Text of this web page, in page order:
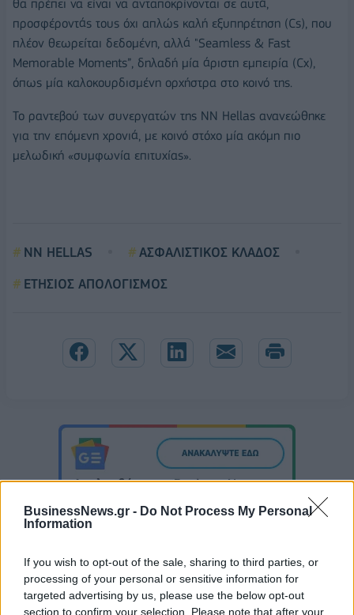
BusinessNews.gr - Do Not Process My Personal
Information
If you wish to opt-out of the sale, sharing to third parties, or
processing of your personal or sensitive information for
targeted advertising by us, please use the below opt-out
section to confirm your selection. Please note that after your
θα πρέπει να είναι να ανταποκρίνονται σε αυτά,
προσφέροντάς τους όχι απλώς καλή εξυπηρέτηση (Cs), που
πλέον θεωρείται δεδομένη, αλλά "Seamless & Fast
Memorable Moments”, δηλαδή μία άριστη εμπειρία (Cx),
όπως μία καλοκουρδισμένη ορχήστρα στο κοινό της.
Το ραντεβού των συνεργατών της ΝΝ Hellas ανανεώθηκε
για την επόμενη χρονιά, με κοινό στόχο μία ακόμη πιο
μελωδική «συμφωνία επιτυχίας».
NN HELLAS
ΑΣΦΑΛΙΣΤΙΚΟΣ ΚΛΑΔΟΣ
ΕΤΗΣΙΟΣ ΑΠΟΛΟΓΙΣΜΟΣ
Μιλγουόκι Μπακς: Η ζωή χωρίς τον Γιάννη